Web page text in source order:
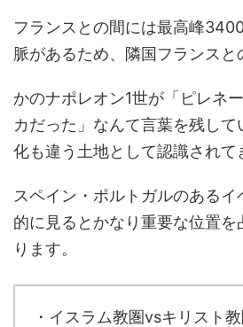
フランスとの間には最高峰
脈があるため、隣国フランスと
かのナポレオン1世が「ピレネ
カだった」なんて言葉を残し
化も違う土地として認識されて
スペイン・ポルトガルのあるイ
的に見るとかなり重要な位置
ります。
・イスラム教圏vsキリスト